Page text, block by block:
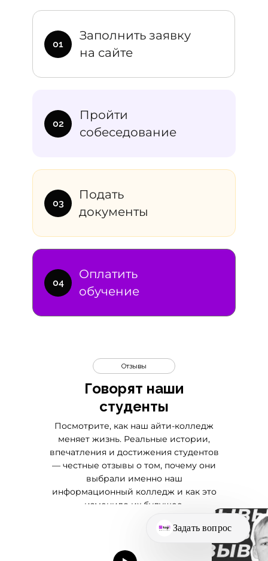
Оплатить
обучение
Подать
документы
Пройти
собеседование
Заполнить заявку
на сайте
01
02
03
04
Говорят наши
студенты
Отзывы
Посмотрите, как наш айти-колледж
меняет жизнь. Реальные истории,
впечатления и достижения студентов
— честные отзывы о том, почему они
выбрали именно наш
информационный колледж и как это
изменило их будущее.